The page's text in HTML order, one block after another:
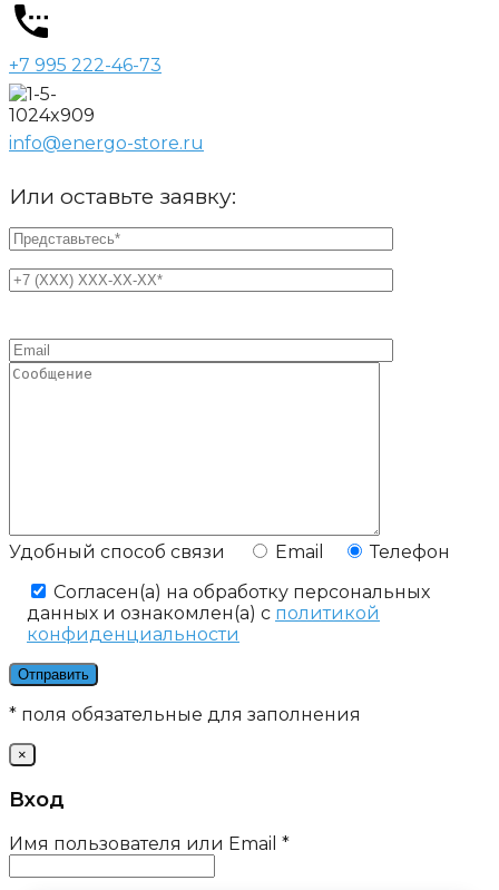
+7 995 222-46-73
info@energo-store.ru
Или оставьте заявку:
Удобный способ связи Email
Телефон
Cогласен(а) на обработку персональных
данных и ознакомлен(а) с политикой
конфиденциальности
* поля обязательные для заполнения
×
Вход
Имя пользователя или Email *